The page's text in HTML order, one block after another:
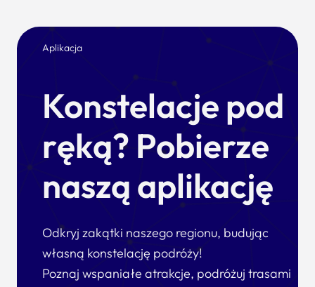
Aplikacja
Konstelacje pod
ręką? Pobierze
naszą aplikację
Odkryj zakątki naszego regionu, budując
własną konstelację podróży!
Poznaj wspaniałe atrakcje, podróżuj trasami